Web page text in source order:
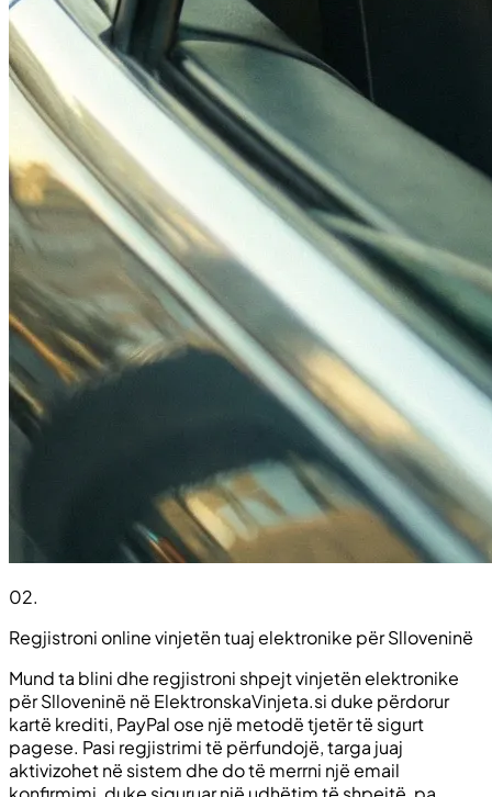
02.
Regjistroni online vinjetën tuaj elektronike për Slloveninë
Mund ta blini dhe regjistroni shpejt vinjetën elektronike
për Slloveninë në ElektronskaVinjeta.si duke përdorur
kartë krediti, PayPal ose një metodë tjetër të sigurt
pagese. Pasi regjistrimi të përfundojë, targa juaj
aktivizohet në sistem dhe do të merrni një email